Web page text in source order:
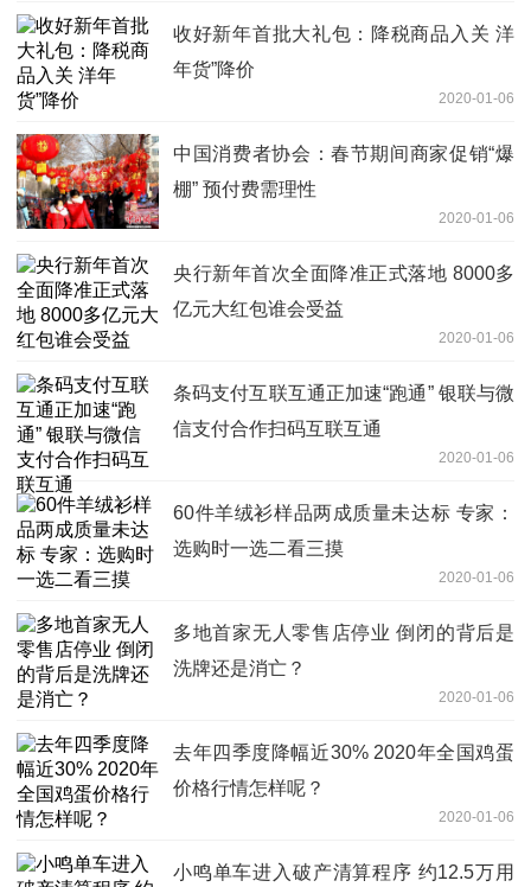
收好新年首批大礼包：降税商品入关 洋
年货”降价
2020-01-06
中国消费者协会：春节期间商家促销“爆
棚” 预付费需理性
2020-01-06
央行新年首次全面降准正式落地 8000多
亿元大红包谁会受益
2020-01-06
条码支付互联互通正加速“跑通” 银联与微
信支付合作扫码互联互通
2020-01-06
60件羊绒衫样品两成质量未达标 专家：
选购时一选二看三摸
2020-01-06
多地首家无人零售店停业 倒闭的背后是
洗牌还是消亡？
2020-01-06
去年四季度降幅近30% 2020年全国鸡蛋
价格行情怎样呢？
2020-01-06
小鸣单车进入破产清算程序 约12.5万用